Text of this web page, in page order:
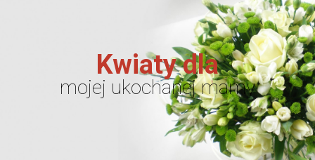
Kwiaty dla
mojej ukochanej mamy